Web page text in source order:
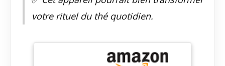
votre rituel du thé quotidien.